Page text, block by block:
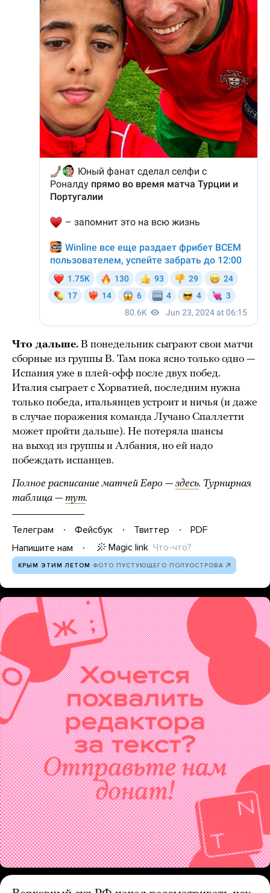
Что дальше. В понедельник сыграют свои матчи
сборные из группы B. Там пока ясно только одно —
Испания уже в плей-офф после двух побед.
Италия сыграет с Хорватией, последним нужна
только победа, итальянцев устроит и ничья (и даже
в случае поражения команда Лучано Спаллетти
может пройти дальше). Не потеряла шансы
на выход из группы и Албания, но ей надо
побеждать испанцев.
Полное расписание матчей Евро — здесь. Турнирная
таблица — тут.
Телеграм Фейсбук Твиттер
PDF
Напишите нам
Magic link Что-что?
КРЫМ ЭТИМ ЛЕТОМ ФОТО ПУСТУЮЩЕГО ПОЛУОСТРОВА